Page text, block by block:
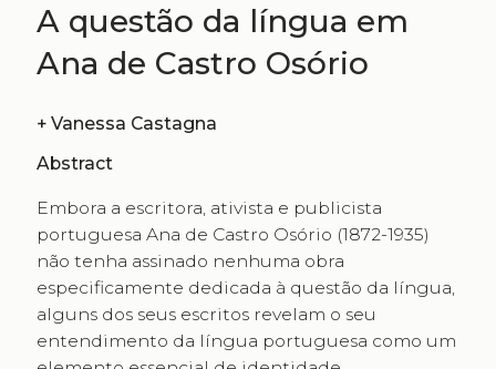
A questão da língua em
Ana de Castro Osório
+ Vanessa Castagna
Abstract
Embora a escritora, ativista e publicista
portuguesa Ana de Castro Osório (1872-1935)
não tenha assinado nenhuma obra
especificamente dedicada à questão da língua,
alguns dos seus escritos revelam o seu
entendimento da língua portuguesa como um